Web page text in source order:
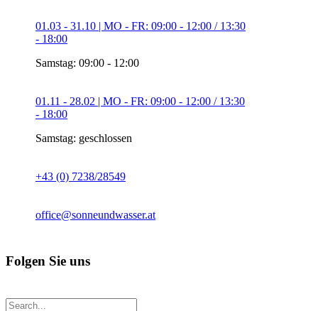
01.03 - 31.10 | MO - FR: 09:00 - 12:00 / 13:30
- 18:00
Samstag: 09:00 - 12:00
01.11 - 28.02 | MO - FR: 09:00 - 12:00 / 13:30
- 18:00
Samstag: geschlossen
+43 (0) 7238/28549
office@sonneundwasser.at
Folgen Sie uns